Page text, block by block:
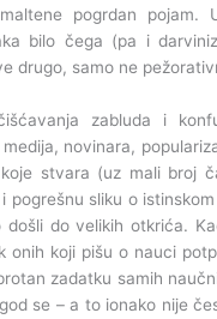
pogrdan pojam.
bilo čega (pa i
drugo, samo ne
zabluda i
novinara,
stvara (uz mali broj
pogrešnu sliku o
došli do velikih otkrića.
onih koji pišu o nauci
zadatku samih
se – a to ionako nije